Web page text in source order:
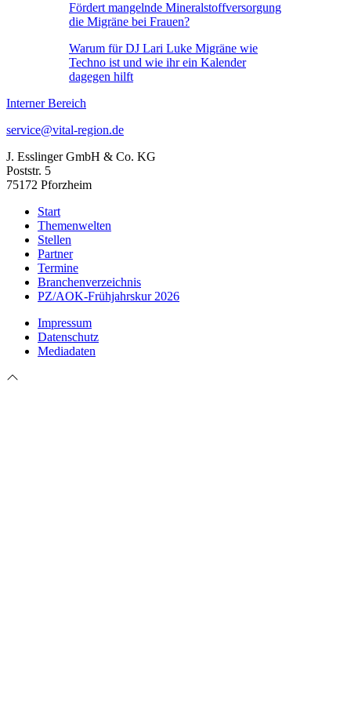
Fördert mangelnde Mineralstoffversorgung
die Migräne bei Frauen?
Warum für DJ Lari Luke Migräne wie
Techno ist und wie ihr ein Kalender
dagegen hilft
Interner Bereich
service@vital-region.de
J. Esslinger GmbH & Co. KG
Poststr. 5
75172 Pforzheim
Start
Themenwelten
Stellen
Partner
Termine
Branchenverzeichnis
PZ/AOK-Frühjahrskur 2026
Impressum
Datenschutz
Mediadaten